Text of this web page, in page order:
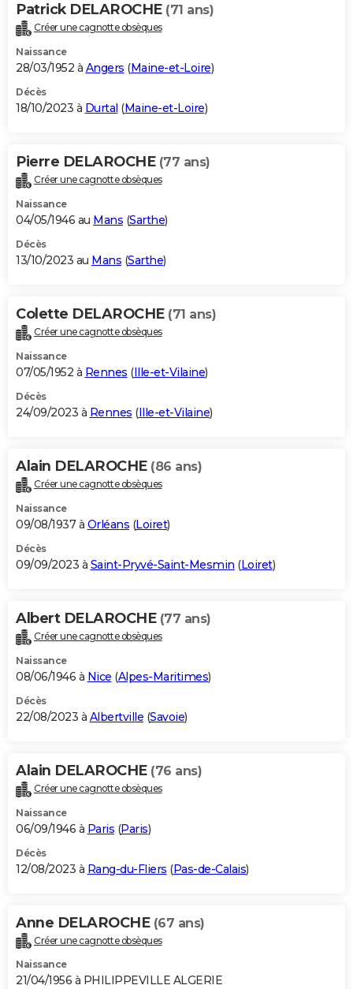
Patrick DELAROCHE (71 ans)
Créer une cagnotte obsèques
Naissance
28/03/1952 à Angers (Maine-et-Loire)
Décès
18/10/2023 à Durtal (Maine-et-Loire)
Pierre DELAROCHE (77 ans)
Créer une cagnotte obsèques
Naissance
04/05/1946 au Mans (Sarthe)
Décès
13/10/2023 au Mans (Sarthe)
Colette DELAROCHE (71 ans)
Créer une cagnotte obsèques
Naissance
07/05/1952 à Rennes (Ille-et-Vilaine)
Décès
24/09/2023 à Rennes (Ille-et-Vilaine)
Alain DELAROCHE (86 ans)
Créer une cagnotte obsèques
Naissance
09/08/1937 à Orléans (Loiret)
Décès
09/09/2023 à Saint-Pryvé-Saint-Mesmin (Loiret)
Albert DELAROCHE (77 ans)
Créer une cagnotte obsèques
Naissance
08/06/1946 à Nice (Alpes-Maritimes)
Décès
22/08/2023 à Albertville (Savoie)
Alain DELAROCHE (76 ans)
Créer une cagnotte obsèques
Naissance
06/09/1946 à Paris (Paris)
Décès
12/08/2023 à Rang-du-Fliers (Pas-de-Calais)
Anne DELAROCHE (67 ans)
Créer une cagnotte obsèques
Naissance
21/04/1956 à PHILIPPEVILLE ALGERIE